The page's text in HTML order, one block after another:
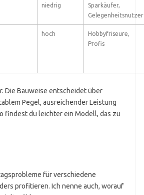
niedrig
Sparkäufer,
Gelegenheitsnutzer
hoch
Hobbyfriseure,
Profis
Die Bauweise entscheidet über
Pegel, ausreichender Leistung
findest du leichter ein Modell, das zu
für verschiedene
profitieren. Ich nenne auch, worauf